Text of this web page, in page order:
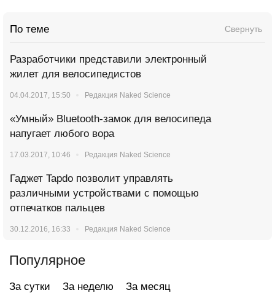
По теме Свернуть
Разработчики представили электронный
жилет для велосипедистов
04.04.2017, 15:50 Редакция Naked Science
«Умный» Bluetooth-замок для велосипеда
напугает любого вора
17.03.2017, 10:46 Редакция Naked Science
Гаджет Tapdo позволит управлять
различными устройствами с помощью
отпечатков пальцев
30.12.2016, 16:33 Редакция Naked Science
Популярное
За сутки За неделю За месяц